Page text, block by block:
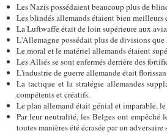
Les Nazis possédaient beaucoup plus de
Les blindés allemands étaient bien
La Luftwaffe était de loin supérieure aux
L'Allemagne possédait plus de divisions
Le moral et le matériel allemands étaient
Les Alliés se sont enfermés derrière des
L'industrie de guerre allemande était
La tactique et la stratégie allemandes
compétents et créatifs.
Le plan allemand était génial et imparable,
Par leur neutralité, les Belges ont empêché
toutes manières été écrasée par un